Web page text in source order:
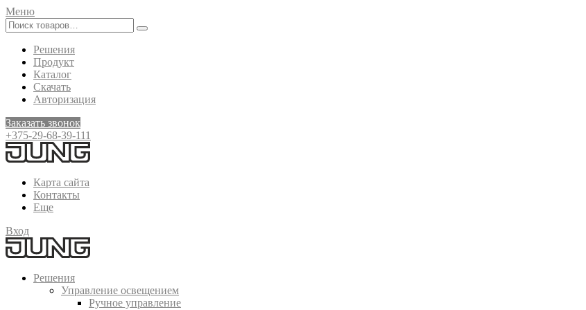
Меню
Решения
Продукт
Каталог
Скачать
Авторизация
Заказать звонок
+375-29-68-39-111
Карта сайта
Контакты
Еще
Вход
Решения
Управление освещением
Ручное управление